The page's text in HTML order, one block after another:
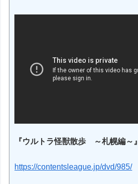
『ウルトラ怪獣散歩 ～札幌編～』
https://contentsleague.jp/dvd/985/